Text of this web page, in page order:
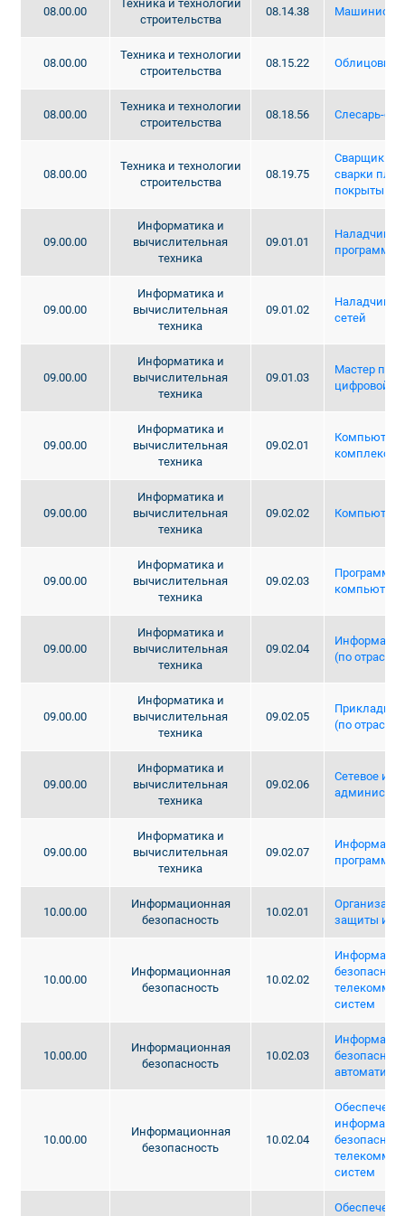
08.00.00
Техника и технологии
строительства
08.14.38 Машинист
08.00.00
Техника и технологии
строительства
08.15.22
08.00.00
Техника и технологии
строительства
08.18.56 Слесарь-
08.00.00
Техника и технологии
строительства
08.19.75
Сварщик
сварки
покрытым
09.00.00
Информатика и
вычислительная
техника
09.01.01
Наладчик
09.00.00
Информатика и
вычислительная
техника
09.01.02
Наладчик
сетей
09.00.00
Информатика и
вычислительная
техника
09.01.03
Мастер по
цифровой
09.00.00
Информатика и
вычислительная
техника
09.02.01
комплексы
09.00.00
Информатика и
вычислительная
техника
09.02.02
09.00.00
Информатика и
вычислительная
техника
09.02.03
09.00.00
Информатика и
вычислительная
техника
09.02.04
(по
09.00.00
Информатика и
вычислительная
техника
09.02.05
(по
09.00.00
Информатика и
вычислительная
техника
09.02.06
Сетевое и
09.00.00
Информатика и
вычислительная
техника
09.02.07
10.00.00
Информационная
безопасность
10.02.01
защиты
10.00.00
Информационная
безопасность
10.02.02
систем
10.00.00
Информационная
безопасность
10.02.03
10.00.00
Информационная
безопасность
10.02.04
систем